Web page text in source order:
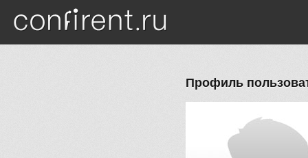
Перейти к основному содержанию
Профиль